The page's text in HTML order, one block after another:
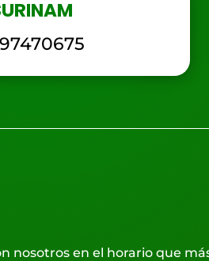
nosotros en el horario que